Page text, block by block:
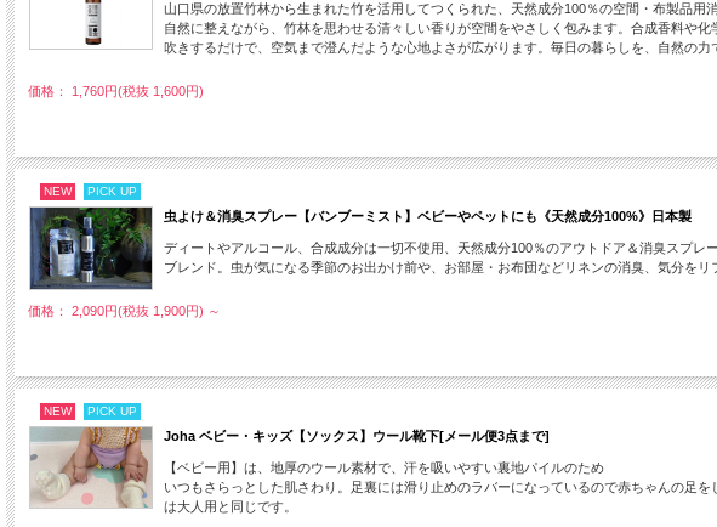
山口県の放置竹林から生まれた竹を活用してつくられた、天然成分100％の空間・布製品
自然に整えながら、竹林を思わせる清々しい香りが空間をやさしく包みます。合成香料や
吹きするだけで、空気まで澄んだような心地よさが広がります。毎日の暮らしを、自然の力
価格： 1,760円(税抜 1,600円)
NEW PICK UP
虫よけ＆消臭スプレー【バンブーミスト】ベビーやペットにも《天然成分100%》日本製
ディートやアルコール、合成成分は一切不使用、天然成分100％のアウトドア＆消臭スプ
ブレンド。虫が気になる季節のお出かけ前や、お部屋・お布団などリネンの消臭、気分を
価格： 2,090円(税抜 1,900円) ～
NEW PICK UP
Joha ベビー・キッズ【ソックス】ウール靴下[メール便3点まで]
【ベビー用】は、地厚のウール素材で、汗を吸いやすい裏地パイルのため
いつもさらっとした肌さわり。足裏には滑り止めのラバーになっているので赤ちゃんの足
は大人用と同じです。